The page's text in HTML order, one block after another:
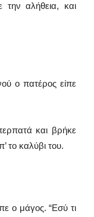
την αλήθεια, και
ο πατέρος είπε
και βρήκε
το καλύβι του.
ο μάγος. “Εσύ τι